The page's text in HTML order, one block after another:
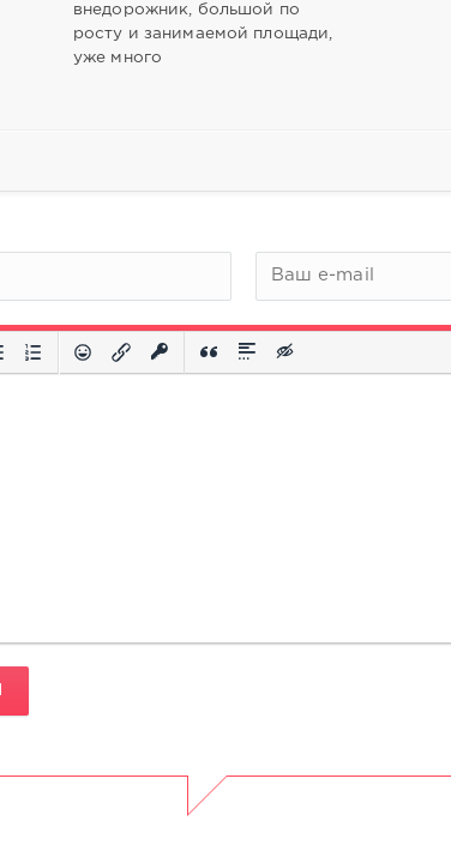
внедорожник, большой по
росту и занимаемой площади,
уже много